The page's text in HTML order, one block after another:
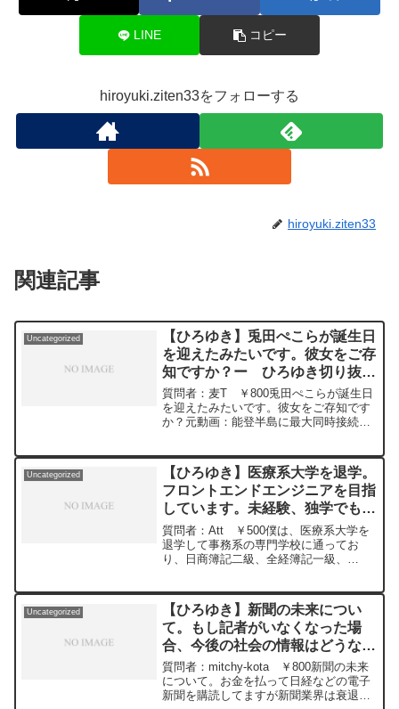
LINE コピー
hiroyuki.ziten33をフォローする
hiroyuki.ziten33
関連記事
Uncategorized
【ひろゆき】兎田ぺこらが誕生日
を迎えたみたいです。彼女をご存
知ですか？ー ひろゆき切り抜
き 20240111
質問者：麦T ￥800兎田ぺこらが誕生日
を迎えたみたいです。彼女をご存知です
か？元動画：能登半島に最大同時接続
J22
https://www.youtube.com/watch?
v=1_qiOcWAC6A&t=8068s****************
**************************ひろゆきさんの動
画で、寄せられた質問について、一問一
答形式にしてみました。過去にこんな質
問してるかな？と気になったことがあれ
ば、下記のサイトから検索してみてくだ
だけ、多くの質問を今後も編集し、アッ
プロードしていきますので、使いやすい
と感じて頂けたら、いいね！やチャンネ
ル登録をよろしくお願いします。
Uncategorized
【ひろゆき】医療系大学を退学。
フロントエンドエンジニアを目指
しています。未経験、独学でも就
職できるでしょうか？ー ひろゆ
き切り抜き 20240228
質問者：Att ￥500僕は、医療系大学を
退学して事務系の専門学校に通ってお
り、日商簿記二級、全経簿記一級、
の学習をしていて、フロントエンドエン
ジニアを目指しています。未経験、独学
でも就職できるでしょうか？元動画：ロ
シアの敗北は無さそうな、、Guillaume
Dursusを呑みながら 2024/02/28
W22
https://www.youtube.com/watch?
v=GK3quBgoXnQ***************************
Uncategorized
【ひろゆき】新聞の未来につい
て。もし記者がいなくなった場
合、今後の社会の情報はどうなる
と思いますか？ー ひろゆき切り
抜き 20240228
質問者：mitchy-kota ￥800新聞の未来
について。お金を払って日経などの電子
新聞を購読してますが新聞業界は衰退し